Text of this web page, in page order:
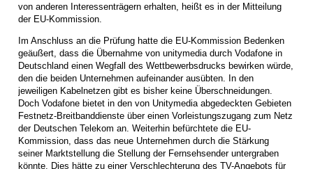
von anderen Interessenträgern erhalten, heißt es in der Mitteilung
der EU-Kommission.
Im Anschluss an die Prüfung hatte die EU-Kommission Bedenken
geäußert, dass die Übernahme von unitymedia durch Vodafone in
Deutschland einen Wegfall des Wettbewerbsdrucks bewirken würde,
den die beiden Unternehmen aufeinander ausübten. In den
jeweiligen Kabelnetzen gibt es bisher keine Überschneidungen.
Doch Vodafone bietet in den von Unitymedia abgedeckten Gebieten
Festnetz-Breitbanddienste über einen Vorleistungszugang zum Netz
der Deutschen Telekom an. Weiterhin befürchtete die EU-
Kommission, dass das neue Unternehmen durch die Stärkung
seiner Marktstellung die Stellung der Fernsehsender untergraben
könnte. Dies hätte zu einer Verschlechterung des TV-Angebots für